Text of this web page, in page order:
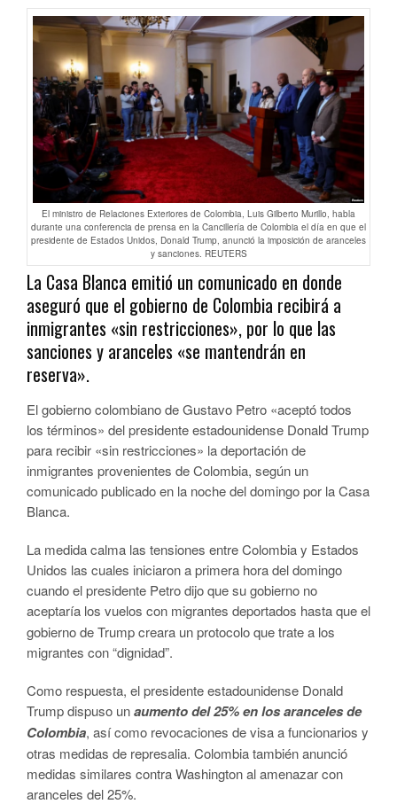
El ministro de Relaciones Exteriores de Colombia, Luis Gilberto Murillo, habla
durante una conferencia de prensa en la Cancillería de Colombia el día en que el
presidente de Estados Unidos, Donald Trump, anunció la imposición de aranceles
y sanciones. REUTERS
La Casa Blanca emitió un comunicado en donde
aseguró que el gobierno de Colombia recibirá a
inmigrantes «sin restricciones», por lo que las
sanciones y aranceles «se mantendrán en
reserva».
El gobierno colombiano de Gustavo Petro «aceptó todos
los términos» del presidente estadounidense Donald Trump
para recibir «sin restricciones» la deportación de
inmigrantes provenientes de Colombia, según un
comunicado publicado en la noche del domingo por la Casa
Blanca.
La medida calma las tensiones entre Colombia y Estados
Unidos las cuales iniciaron a primera hora del domingo
cuando el presidente Petro dijo que su gobierno no
aceptaría los vuelos con migrantes deportados hasta que el
gobierno de Trump creara un protocolo que trate a los
migrantes con “dignidad”.
Como respuesta, el presidente estadounidense Donald
Trump dispuso unaumento del 25% en los aranceles de
Colombia, así como revocaciones de visa a funcionarios y
otras medidas de represalia. Colombia también anunció
medidas similares contra Washington al amenazar con
aranceles del 25%.